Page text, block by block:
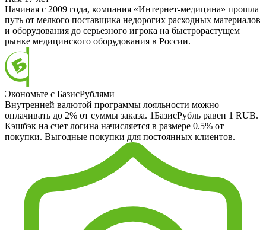
Начиная с 2009 года, компания «Интернет-медицина» прошла
путь от мелкого поставщика недорогих расходных материалов
и оборудования до серьезного игрока на быстрорастущем
рынке медицинского оборудования в России.
Экономьте с БазисРублями
Внутренней валютой программы лояльности можно
оплачивать до 2% от суммы заказа. 1БазисРубль равен 1 RUB.
Кэшбэк на счет логина начисляется в размере 0.5% от
покупки. Выгодные покупки для постоянных клиентов.